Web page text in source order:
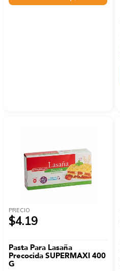
PRECIO
$4.19
Pasta Para Lasaña
Precocida SUPERMAXI 400
G